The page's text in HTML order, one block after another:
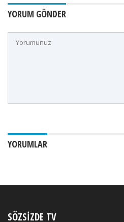
YORUM GÖNDER
YORUMLAR
SÖZSIZDE TV